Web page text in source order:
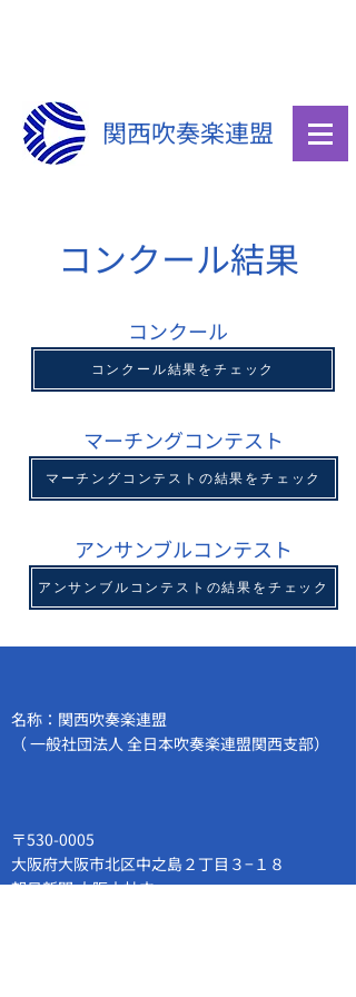
関西吹奏楽連盟
コンクール結果
コンクール
コンクール結果をチェック
マーチングコンテスト
マーチングコンテストの結果をチェック
アンサンブルコンテスト
アンサンブルコンテストの結果をチェック
名称：関西吹奏楽連盟
（ 一般社団法人 全日本吹奏楽連盟関西支部）
〒530-0005
大阪府大阪市北区中之島２丁目３−１８
朝日新聞 大阪本社内